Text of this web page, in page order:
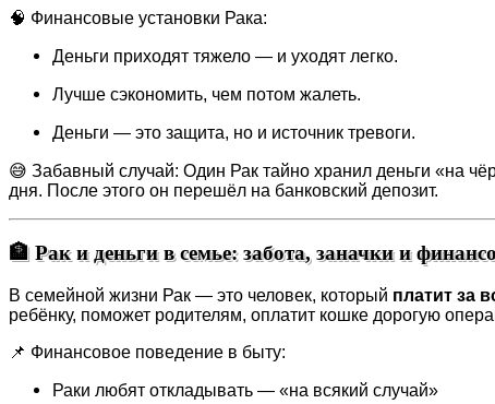
🧠 Финансовые установки Рака:
Деньги приходят тяжело — и уходят легко.
Лучше сэкономить, чем потом жалеть.
Деньги — это защита, но и источник тревоги.
😅 Забавный случай: Один Рак тайно хранил деньги «на
дня. После этого он перешёл на банковский депозит.
🏦 Рак и деньги в семье: забота, заначки и
В семейной жизни Рак — это человек, который платит за
ребёнку, поможет родителям, оплатит кошке дорогую
📌 Финансовое поведение в быту:
Раки любят откладывать — «на всякий случай»